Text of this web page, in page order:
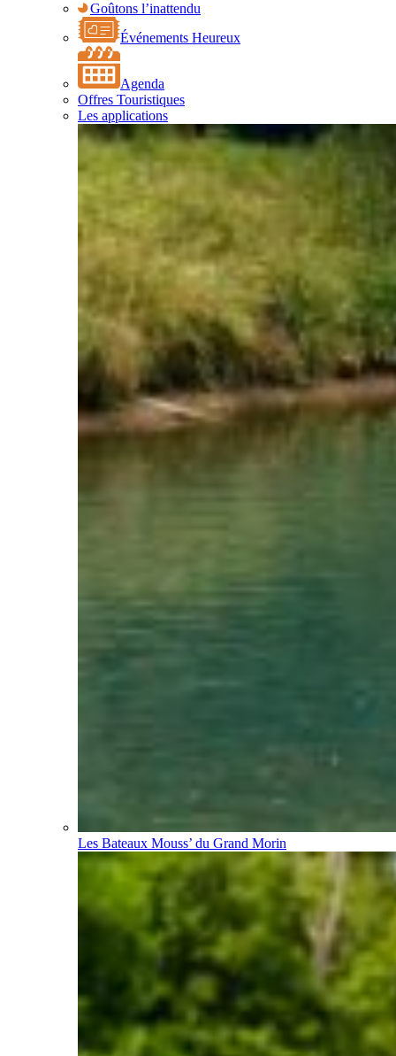
Goûtons l’inattendu
Événements Heureux
Agenda
Offres Touristiques
Les applications
Les Bateaux Mouss’ du Grand Morin